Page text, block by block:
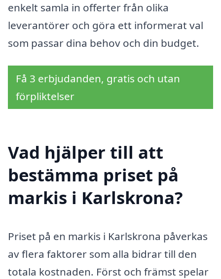
enkelt samla in offerter från olika
leverantörer och göra ett informerat val
som passar dina behov och din budget.
Få 3 erbjudanden, gratis och utan
förpliktelser
Vad hjälper till att
bestämma priset på
markis i Karlskrona?
Priset på en markis i Karlskrona påverkas
av flera faktorer som alla bidrar till den
totala kostnaden. Först och främst spelar